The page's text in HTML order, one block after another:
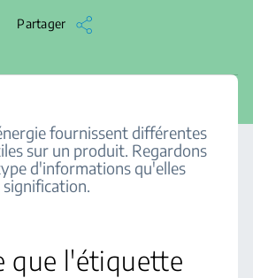
Partager
fournissent différentes
sur un produit. Regardons
d'informations qu'elles
que l'étiquette